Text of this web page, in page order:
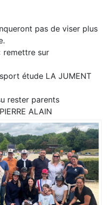
pas de viser plus
remettre sur
étude LA JUMENT
rester parents
ALAIN